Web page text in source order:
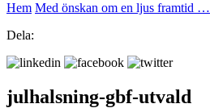
Hem Med önskan om en ljus framtid …
Dela:
julhalsning-gbf-utvald